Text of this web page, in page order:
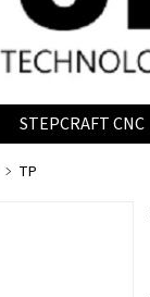
STEPCRAFT CNC
TP